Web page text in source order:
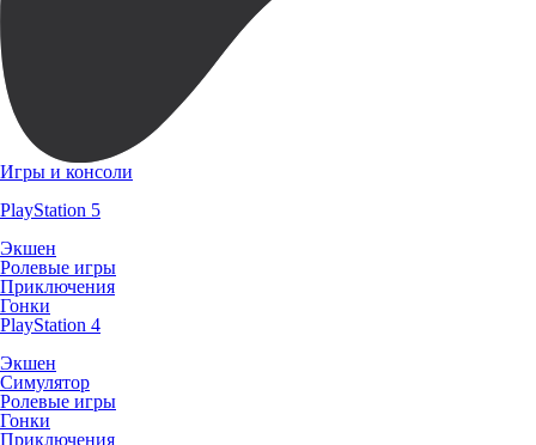
Игры и консоли
PlayStation 5
Экшен
Ролевые игры
Приключения
Гонки
PlayStation 4
Экшен
Симулятор
Ролевые игры
Гонки
Приключения